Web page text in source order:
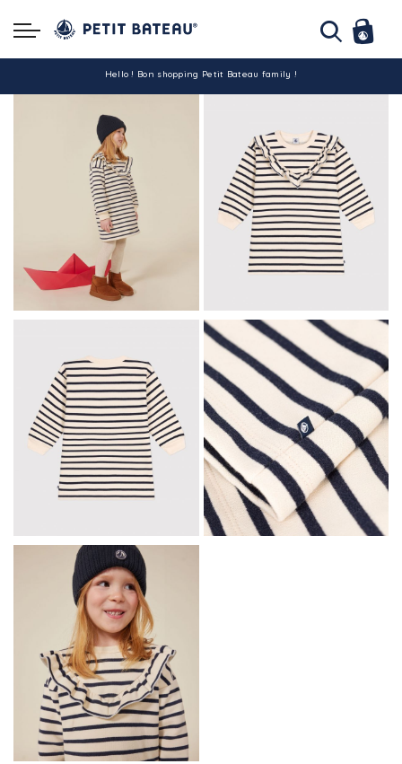
Hello ! Bon shopping Petit Bateau family !
La livraison est assurée partout en Tunisie !
-10% pour tout paiement par carte bancaire (hors promo)